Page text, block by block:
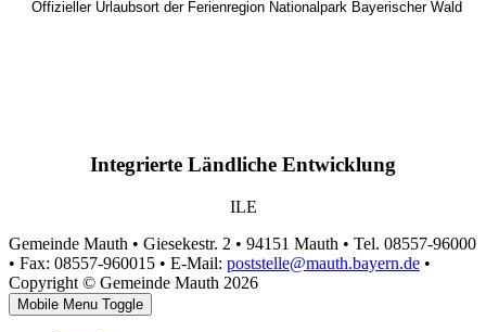
Offizieller Urlaubsort der Ferienregion Nationalpark Bayerischer Wald
Integrierte Ländliche Entwicklung
ILE
Gemeinde Mauth • Giesekestr. 2 • 94151 Mauth • Tel. 08557-96000
• Fax: 08557-960015 • E-Mail: poststelle@mauth.bayern.de •
Copyright © Gemeinde Mauth 2026
Mobile Menu Toggle